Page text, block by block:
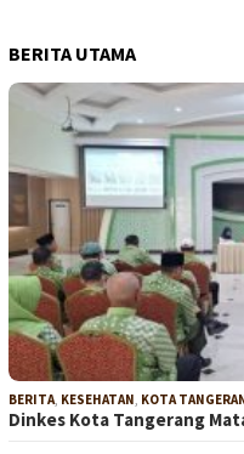
BERITA UTAMA
BERITA KESEHATAN KOTA
Dinkes Kota Tangerang